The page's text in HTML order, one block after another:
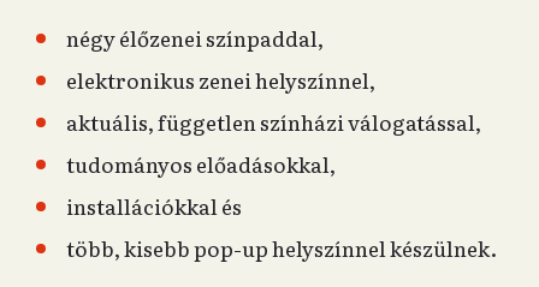
négy élőzenei színpaddal,
elektronikus zenei helyszínnel,
aktuális, független színházi válogatással,
tudományos előadásokkal,
installációkkal és
több, kisebb pop-up helyszínnel készülnek.